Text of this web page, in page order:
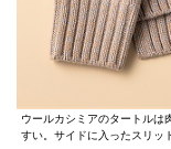
ウールカシミアのタートルは
すい。サイドに入ったスリッ